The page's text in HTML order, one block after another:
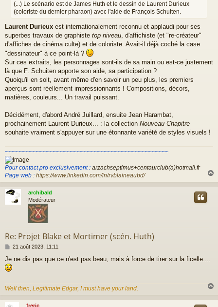
e
(...) Le scénario est de James Huth et le dessin de Laurent Durieux
(coloriste du dernier pharaon) avec l'aide de François Schuiten.
Laurent Durieux est internationalement reconnu et applaudi pour ses
superbes travaux de graphiste top niveau, d'affichiste (et "re-créateur"
d'affiches de cinéma culte) et de coloriste. Avait-il déjà coché la case
"dessinateur" à ce point-là ?
Sur ces extraits, les personnages sont-ils de sa main ou est-ce justement
là que F. Schuiten apporte son aide, sa participation ?
Quoiqu'il en soit, avant même d'en savoir un peu plus, les premiers
aperçus sont réellement impressionnants ! Compositions, décors,
matières, couleurs... Un travail puissant.
Décidément, d'abord André Juillard, ensuite Jean Harambat,
prochainement Laurent Durieux... : la collection Nouveau Chapitre
souhaite vraiment s'appuyer sur une étonnante variété de styles visuels !
~~~~~~~~~~~~~~~~~~~~~~~~~~~~~~~~~~~~~~~~~~~~~~~~
Pour contact pro exclusivement : arzachseptimus+centaurclub(a)hotmail.fr
Page web : https://www.linkedin.com/in/rvblaineaubd/
a
archibald
Modérateur
Re: Projet Blake et Mortimer (scén. Huth)
M
s
s
e
21 août 2023, 11:11
Je ne dis pas que ce n'est pas beau, mais à force de tirer sur la ficelle....
Well then, Legitimate Edgar, I must have your land.
u
freric